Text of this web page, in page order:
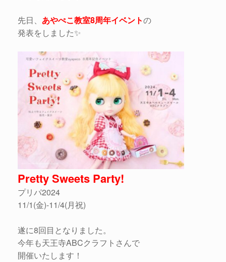
先日、 あやぺこ教室8周年イベントの
発表をしました✨
Pretty Sweets Party!
プリパ2024
11/1(金)-11/4(月祝)
遂に8回目となりました。
今年も天王寺ABCクラフトさんで
開催いたします！